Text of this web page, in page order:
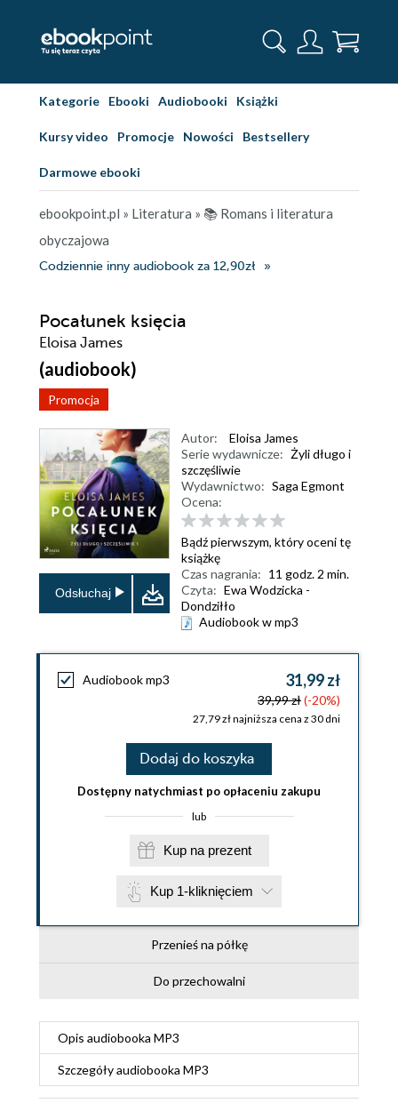
Kategorie Ebooki Audiobooki Książki
Kursy video Promocje Nowości Bestsellery
Darmowe ebooki
ebookpoint.pl » Literatura » 📚 Romans i literatura
obyczajowa
Codziennie inny audiobook za 12,90zł
Pocałunek księcia
Eloisa James
(audiobook)
Promocja
Odsłuchaj
Autor:
Eloisa James
Serie wydawnicze: Żyli długo i
szczęśliwie
Wydawnictwo: Saga Egmont
Ocena:
Bądź pierwszym, który oceni tę
książkę
Czas nagrania: 11 godz. 2 min.
Czyta: Ewa Wodzicka -
Dondziłło
Audiobook w mp3
Audiobook mp3 31,99 zł
39,99 zł(-20%)
27,79 zł najniższa cena z 30 dni
Dodaj do koszyka
Dostępny natychmiast po opłaceniu zakupu
lub
Kup na prezent
Kup 1-kliknięciem
Przenieś na półkę
Do przechowalni
Opis audiobooka MP3
Szczegółyaudiobooka MP3